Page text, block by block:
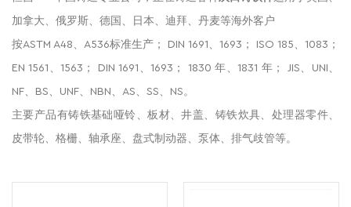
加拿大、俄罗斯、德国、日本、迪拜、丹麦等海外客户
按ASTM A48、A536标准生产； DIN 1691、1693； ISO 185、1083；
EN 1561、1563； DIN 1691、1693； 1830 年、1831 年； JIS、UNI、
NF、BS、UNF、NBN、AS、SS、NS。
主要产品有铸铁基础哑铃、板材、井盖、铸铁炊具、处理器零件、
皮带轮、格栅、轴承座、盘式制动器、泵体、排气歧管等。